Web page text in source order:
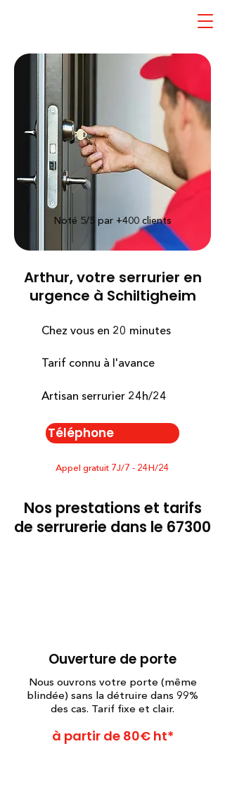
Noté 5/5 par +400clients
Arthur, votre serrurier en
urgence à Schiltigheim
Chez vous en 20 minutes
Tarif connu à l'avance
Artisan serrurier 24h/24
Téléphone
Appel gratuit 7J/7 - 24H/24
Nos prestations et tarifs
de serrurerie dans le 67300
Ouverture de porte
Nous ouvrons votre porte (même
blindée) sans la détruire dans 99%
des cas. Tarif fixe et clair.
à partir de 80€ ht*